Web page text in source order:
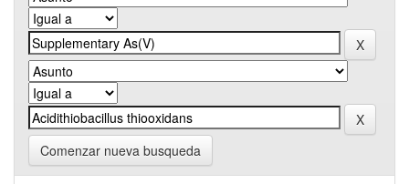
Comenzar nueva busqueda